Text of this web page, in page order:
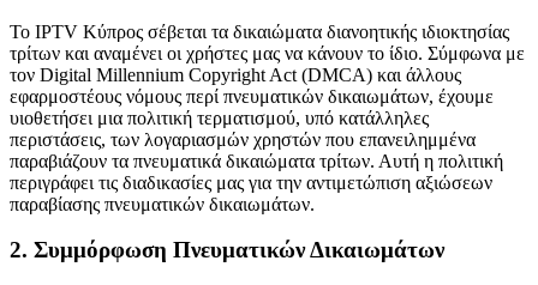
Το IPTV Κύπρος σέβεται τα δικαιώματα διανοητικής ιδιοκτησίας
τρίτων και αναμένει οι χρήστες μας να κάνουν το ίδιο. Σύμφωνα με
τον Digital Millennium Copyright Act (DMCA) και άλλους
εφαρμοστέους νόμους περί πνευματικών δικαιωμάτων, έχουμε
υιοθετήσει μια πολιτική τερματισμού, υπό κατάλληλες
περιστάσεις, των λογαριασμών χρηστών που επανειλημμένα
παραβιάζουν τα πνευματικά δικαιώματα τρίτων. Αυτή η πολιτική
περιγράφει τις διαδικασίες μας για την αντιμετώπιση αξιώσεων
παραβίασης πνευματικών δικαιωμάτων.
2. Συμμόρφωση Πνευματικών Δικαιωμάτων